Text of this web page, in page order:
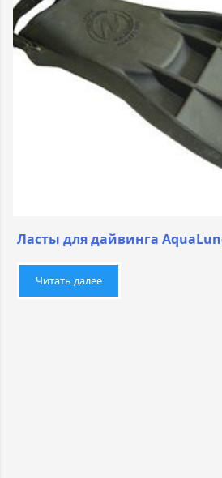
Ласты для дайвинга
Читать далее